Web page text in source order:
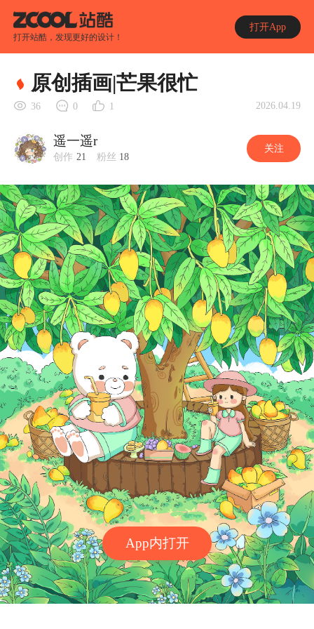
打开站酷，发现更好的设计！
打开App
App内打开
原创插画|芒果很忙
36 0 1 2026.04.19
遥一遥r
创作 21 粉丝 18
关注